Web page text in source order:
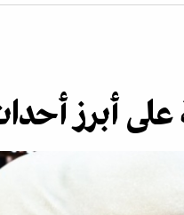
أبرز